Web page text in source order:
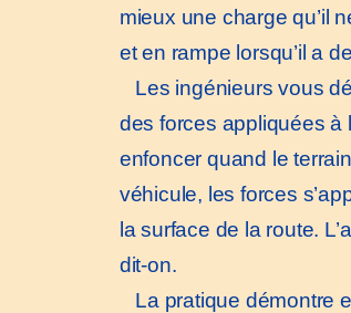
mieux une charge qu’il
et en rampe lorsqu’il a
Les ingénieurs vous
des forces appliquées à
enfoncer quand le
véhicule, les forces
la surface de la route.
dit-on.
La pratique démontre